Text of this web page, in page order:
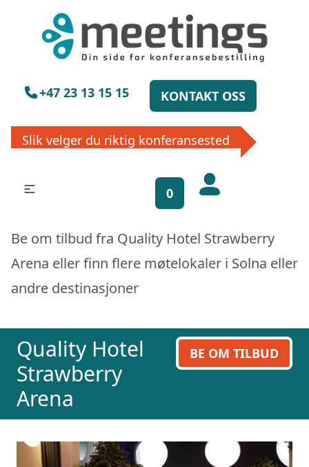
+47 23 13 15 15 KONTAKT OSS
Slik velger du riktig konferansested
0
Be om tilbud fra Quality Hotel Strawberry
Arena eller finn flere møtelokaler i Solna eller
andre destinasjoner
Quality Hotel
Strawberry
Arena
BE OM TILBUD
Vennligst vent
bookinghjelp, send
oss din forespørsel!
La ekspertene finne det perfekte
eller event. Vi er klare til å hjelpe deg,
enten skriftlig eller via telefon. Send
inn skjema og du vil raskt få svar, eller